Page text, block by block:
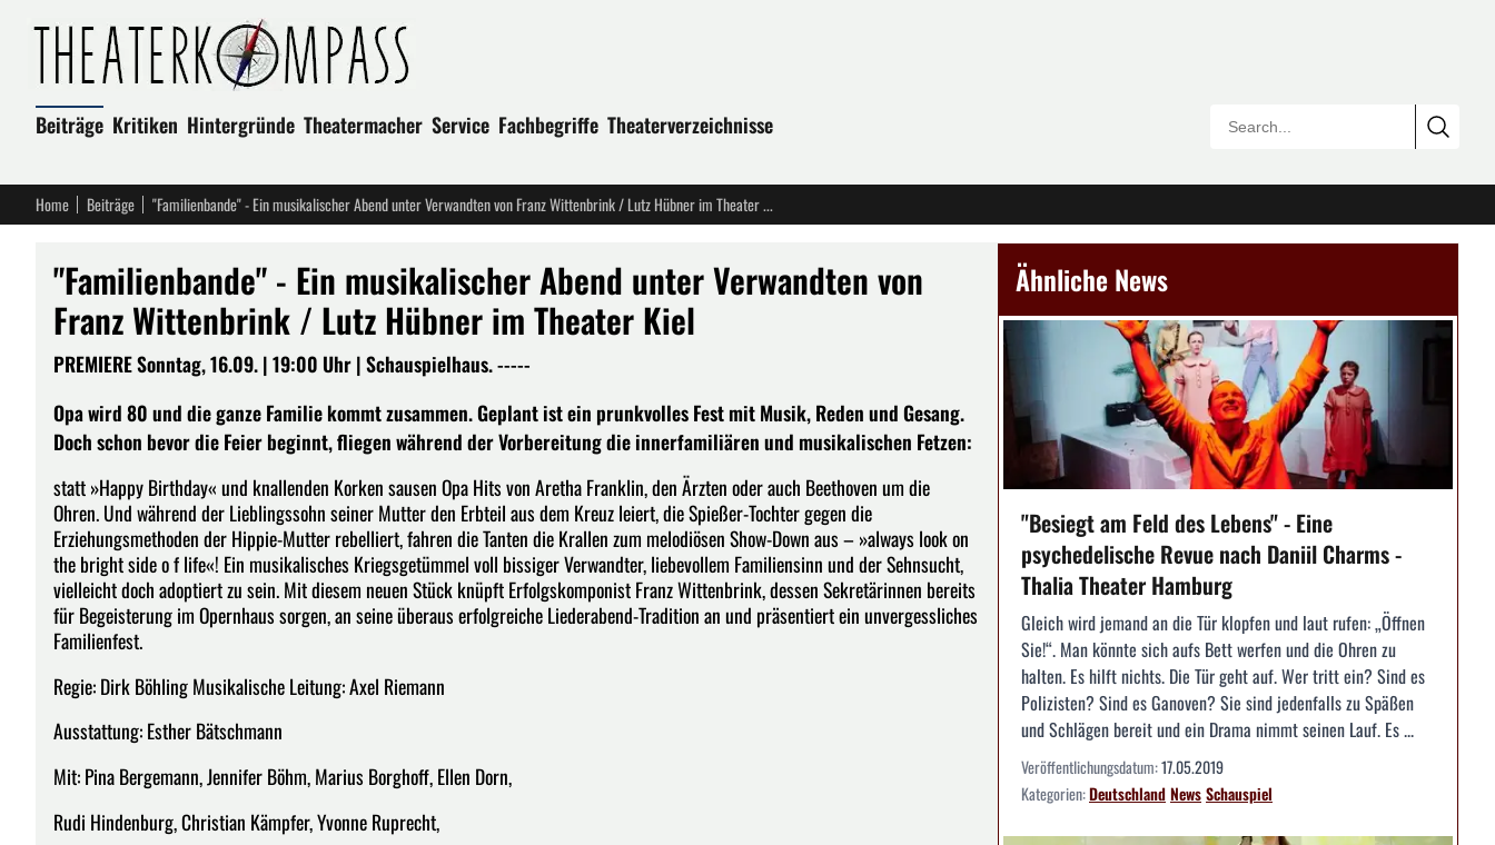
Beiträge Kritiken Hintergründe Theatermacher Service Fachbegriffe Theaterverzeichnisse
Home Beiträge "Familienbande" - Ein musikalischer Abend unter Verwandten von Franz Wittenbrink / Lutz Hübner im Theater Kiel
"Familienbande" - Ein musikalischer Abend unter Verwandten von
Franz Wittenbrink / Lutz Hübner im Theater Kiel
PREMIERE Sonntag, 16.09. | 19:00 Uhr | Schauspielhaus. -----
Opa wird 80 und die ganze Familie kommt zusammen. Geplant ist ein prunkvolles Fest mit Musik, Reden und Gesang.
Doch schon bevor die Feier beginnt, fliegen während der Vorbereitung die innerfamiliären und musikalischen Fetzen:
statt »Happy Birthday« und knallenden Korken sausen Opa Hits von Aretha Franklin, den Ärzten oder auch Beethoven um die
Ohren. Und während der Lieblingssohn seiner Mutter den Erbteil aus dem Kreuz leiert, die Spießer-Tochter gegen die
Erziehungsmethoden der Hippie-Mutter rebelliert, fahren die Tanten die Krallen zum melodiösen Show-Down aus – »always look on
the bright side o f life«! Ein musikalisches Kriegsgetümmel voll bissiger Verwandter, liebevollem Familiensinn und der Sehnsucht,
vielleicht doch adoptiert zu sein. Mit diesem neuen Stück knüpft Erfolgskomponist Franz Wittenbrink, dessen Sekretärinnen bereits
für Begeisterung im Opernhaus sorgen, an seine überaus erfolgreiche Liederabend-Tradition an und präsentiert ein unvergessliches
Familienfest.
Regie: Dirk Böhling Musikalische Leitung: Axel Riemann
Ausstattung: Esther Bätschmann
Mit: Pina Bergemann, Jennifer Böhm, Marius Borghoff, Ellen Dorn,
Rudi Hindenburg, Christian Kämpfer, Yvonne Ruprecht,
Ähnliche News
"Besiegt am Feld des Lebens" - Eine
psychedelische Revue nach Daniil Charms -
Thalia Theater Hamburg
Gleich wird jemand an die Tür klopfen und laut rufen: „Öffnen
Sie!“. Man könnte sich aufs Bett werfen und die Ohren zu
halten. Es hilft nichts. Die Tür geht auf. Wer tritt ein? Sind es
Polizisten? Sind es Ganoven? Sie sind jedenfalls zu Späßen
und Schlägen bereit und ein Drama nimmt seinen Lauf. Es ...
Veröffentlichungsdatum:17.05.2019
Kategorien:DeutschlandNewsSchauspiel